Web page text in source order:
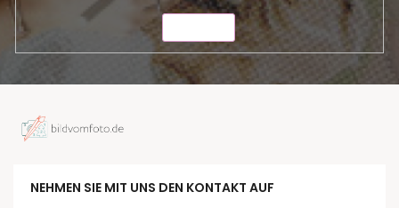
NEHMEN SIE MIT UNS DEN KONTAKT AUF